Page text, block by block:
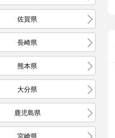
佐賀県
長崎県
熊本県
大分県
鹿児島県
宮崎県